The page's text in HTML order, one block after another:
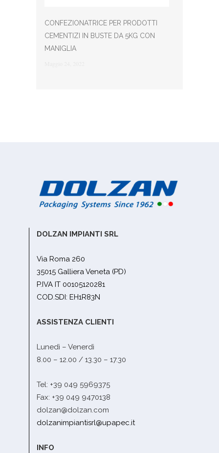
CONFEZIONATRICE PER PRODOTTI
CEMENTIZI IN BUSTE DA 5KG CON
MANIGLIA
DOLZAN IMPIANTI SRL
Via Roma 260
35015 Galliera Veneta (PD)
P.IVA IT 00105120281
COD.SDI: EH1R83N
ASSISTENZA CLIENTI
Lunedì – Venerdì
8.00 – 12.00 / 13.30 – 17.30
Tel: +39 049 5969375
Fax: +39 049 9470138
dolzan@dolzan.com
dolzanimpiantisrl@upapec.it
INFO